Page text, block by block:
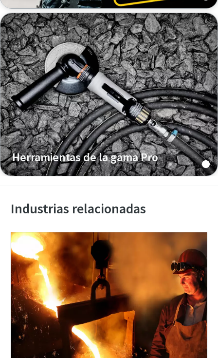
Herramientas de la gama Pro
Industrias relacionadas